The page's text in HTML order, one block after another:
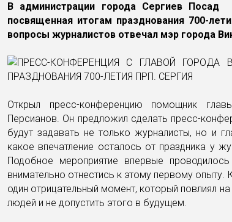
В администрации города Сергиев Посад
посвященная итогам празднования 700-
вопросы журналистов отвечал мэр города
Открыл пресс-конференцию помощник
Персианов. Он предложил сделать пресс-
будут задавать не только журналисты, но и
какое впечатление осталось от праздника у
Подобное мероприятие впервые
внимательно отнестись к этому первому опыту.
один отрицательный момент, который повлиял
людей и не допустить этого в будущем.